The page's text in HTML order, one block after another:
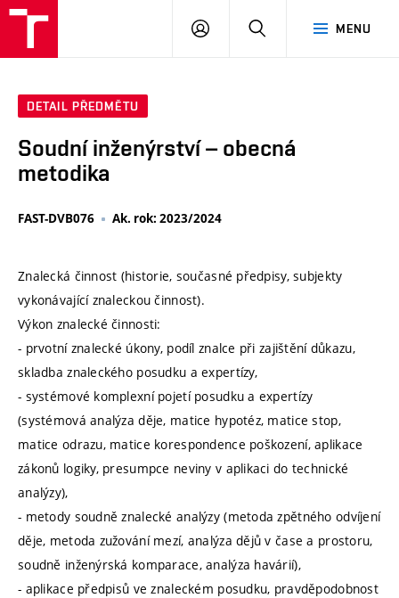
MENU
PŘIHLÁSIT
DETAIL PŘEDMĚTU
Soudní inženýrství – obecná
metodika
FAST-DVB076 Ak. rok: 2023/2024
Znalecká činnost (historie, současné předpisy, subjekty
vykonávající znaleckou činnost).
Výkon znalecké činnosti:
- prvotní znalecké úkony, podíl znalce při zajištění důkazu,
skladba znaleckého posudku a expertízy,
- systémové komplexní pojetí posudku a expertízy
(systémová analýza děje, matice hypotéz, matice stop,
matice odrazu, matice korespondence poškození, aplikace
zákonů logiky, presumpce neviny v aplikaci do technické
analýzy),
- metody soudně znalecké analýzy (metoda zpětného odvíjení
děje, metoda zužování mezí, analýza dějů v čase a prostoru,
soudně inženýrská komparace, analýza havárií),
- aplikace předpisů ve znaleckém posudku, pravděpodobnost